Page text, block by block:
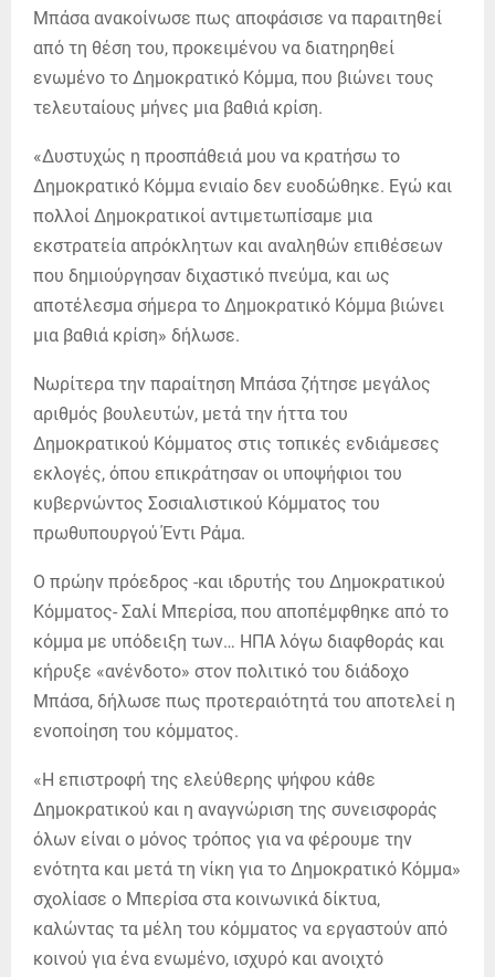
Μπάσα ανακοίνωσε πως αποφάσισε να παραιτηθεί
από τη θέση του, προκειμένου να διατηρηθεί
ενωμένο το Δημοκρατικό Κόμμα, που βιώνει τους
τελευταίους μήνες μια βαθιά κρίση.
«Δυστυχώς η προσπάθειά μου να κρατήσω το
Δημοκρατικό Κόμμα ενιαίο δεν ευοδώθηκε. Εγώ και
πολλοί Δημοκρατικοί αντιμετωπίσαμε μια
εκστρατεία απρόκλητων και αναληθών επιθέσεων
που δημιούργησαν διχαστικό πνεύμα, και ως
αποτέλεσμα σήμερα το Δημοκρατικό Κόμμα βιώνει
μια βαθιά κρίση» δήλωσε.
Νωρίτερα την παραίτηση Μπάσα ζήτησε μεγάλος
αριθμός βουλευτών, μετά την ήττα του
Δημοκρατικού Κόμματος στις τοπικές ενδιάμεσες
εκλογές, όπου επικράτησαν οι υποψήφιοι του
κυβερνώντος Σοσιαλιστικού Κόμματος του
πρωθυπουργού Έντι Ράμα.
Ο πρώην πρόεδρος -και ιδρυτής του Δημοκρατικού
Κόμματος- Σαλί Μπερίσα, που αποπέμφθηκε από το
κόμμα με υπόδειξη των… ΗΠΑ λόγω διαφθοράς και
κήρυξε «ανένδοτο» στον πολιτικό του διάδοχο
Μπάσα, δήλωσε πως προτεραιότητά του αποτελεί η
ενοποίηση του κόμματος.
«Η επιστροφή της ελεύθερης ψήφου κάθε
Δημοκρατικού και η αναγνώριση της συνεισφοράς
όλων είναι ο μόνος τρόπος για να φέρουμε την
ενότητα και μετά τη νίκη για το Δημοκρατικό Κόμμα»
σχολίασε ο Μπερίσα στα κοινωνικά δίκτυα,
καλώντας τα μέλη του κόμματος να εργαστούν από
κοινού για ένα ενωμένο, ισχυρό και ανοιχτό